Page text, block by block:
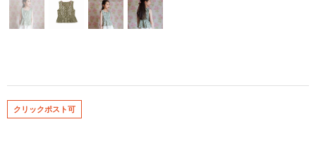
クリックポスト可